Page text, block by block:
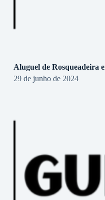
Aluguel de Rosqueadeira
29 de junho de 2024